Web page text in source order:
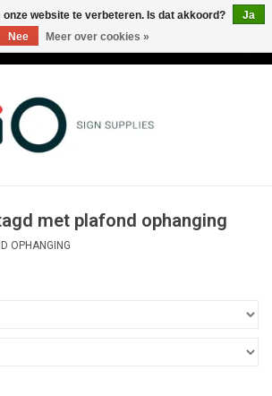
met plafond ophanging
OPHANGING
website te verbeteren. Is dat akkoord?
Ja
Nee
Meer over cookies »